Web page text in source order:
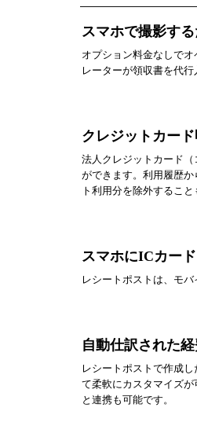
スマホで撮影す
オプション料金なしで
レーターが領収書を代行
クレジットカー
法人クレジットカード
ができます。利用履歴
ト利用分を除外すること
スマホにICカー
レシートポストは、モ
自動仕訳された
レシートポストで作成
て柔軟にカスタマイズ
と連携も可能です。